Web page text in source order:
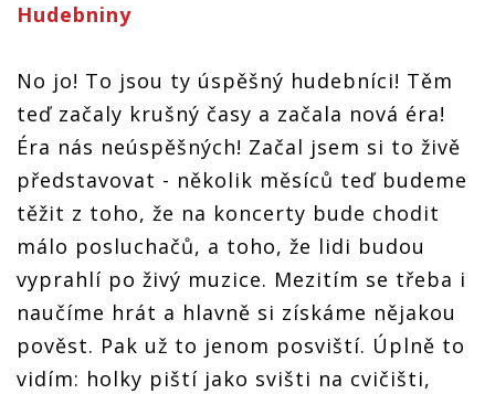
Hudebniny
No jo! To jsou ty úspěšný hudebníci! Těm
teď začaly krušný časy a začala nová éra!
Éra nás neúspěšných! Začal jsem si to živě
představovat - několik měsíců teď budeme
těžit z toho, že na koncerty bude chodit
málo posluchačů, a toho, že lidi budou
vyprahlí po živý muzice. Mezitím se třeba i
naučíme hrát a hlavně si získáme nějakou
pověst. Pak už to jenom posviští. Úplně to
vidím: holky piští jako svišti na cvičišti,